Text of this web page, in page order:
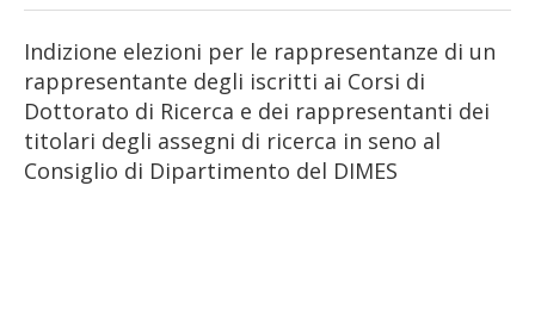
Indizione elezioni per le rappresentanze di un
rappresentante degli iscritti ai Corsi di
Dottorato di Ricerca e dei rappresentanti dei
titolari degli assegni di ricerca in seno al
Consiglio di Dipartimento del DIMES